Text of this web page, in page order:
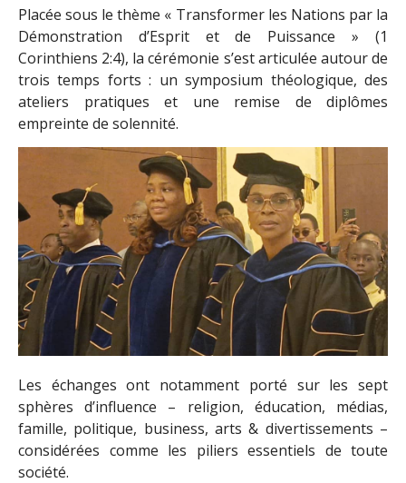
Placée sous le thème « Transformer les Nations par la
Démonstration d’Esprit et de Puissance » (1
Corinthiens 2:4), la cérémonie s’est articulée autour de
trois temps forts : un symposium théologique, des
ateliers pratiques et une remise de diplômes
empreinte de solennité.
Les échanges ont notamment porté sur les sept
sphères d’influence – religion, éducation, médias,
famille, politique, business, arts & divertissements –
considérées comme les piliers essentiels de toute
société.